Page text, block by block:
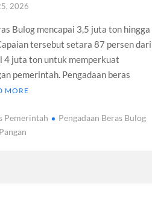
2026
Bulog mencapai 3,5 juta ton hingga
tersebut setara 87 persen dari
4 juta ton untuk memperkuat
pemerintah. Pengadaan beras
MORE
Pemerintah
Pengadaan Beras Bulog